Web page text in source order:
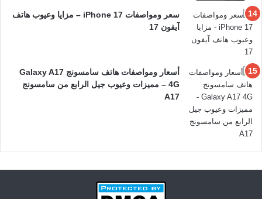
سعر ومواصفات iPhone 17 – مزايا وعيوب هاتف
آيفون 17
أسعار ومواصفات هاتف سامسونج Galaxy A17
4G – مميزات وعيوب جيل الرابع من سامسونج
A17